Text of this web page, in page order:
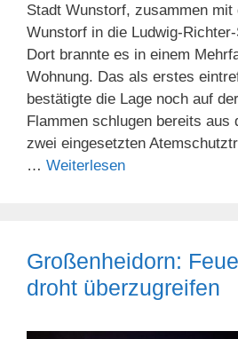
Stadt Wunstorf, zusammen
Wunstorf in die Ludwig-
Dort brannte es in einem
Wohnung. Das als erstes
bestätigte die Lage noch auf
Flammen schlugen bereits aus
zwei eingesetzten
… Weiterlesen
Großenheidorn:
droht überzugreifen